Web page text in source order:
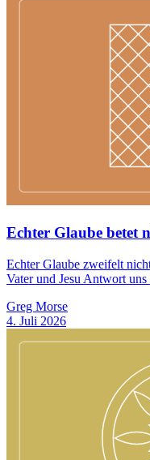
Echter Glaube betet
Echter Glaube zweifelt
Vater und Jesu Antwort uns
Greg Morse
4. Juli 2026